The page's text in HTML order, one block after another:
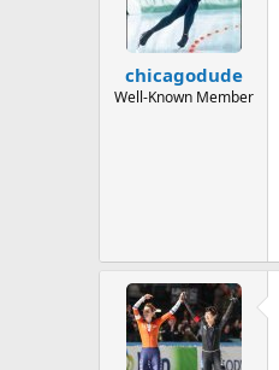
chicagodude
Well-Known Member